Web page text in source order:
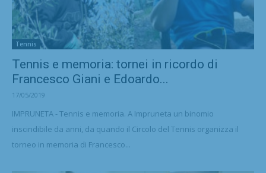
Tennis
Tennis e memoria: tornei in ricordo di
Francesco Giani e Edoardo...
17/05/2019
IMPRUNETA - Tennis e memoria. A Impruneta un binomio
inscindibile da anni, da quando il Circolo del Tennis organizza il
torneo in memoria di Francesco...